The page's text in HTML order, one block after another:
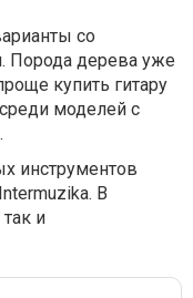
со
Порода дерева уже
купить гитару
моделей с
инструментов
В
и